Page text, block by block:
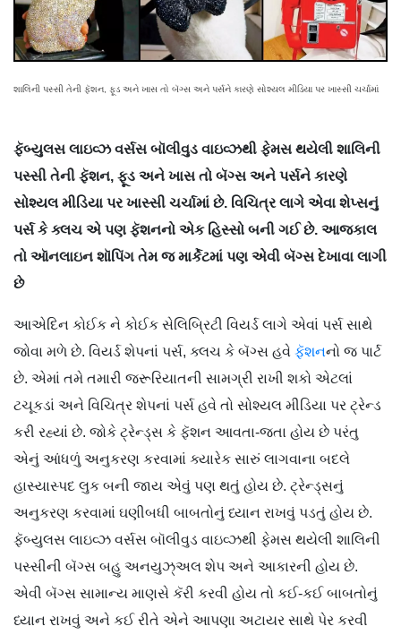
શાલિની પસ્સી તેની ફૅશન, ફૂડ અને ખાસ તો બૅગ્સ અને પર્સને કારણે સોશ્યલ મીડિયા પર ખાસ્સી ચર્ચામાં
ફૅબ્યુલસ લાઇવ્ઝ વર્સસ બૉલીવુડ વાઇવ્ઝથી ફેમસ થયેલી શાલિની
પસ્સી તેની ફૅશન, ફૂડ અને ખાસ તો બૅગ્સ અને પર્સને કારણે
સોશ્યલ મીડિયા પર ખાસ્સી ચર્ચામાં છે. વિચિત્ર લાગે એવા શેપ્સનું
પર્સ કે ક્લચ એ પણ ફૅશનનો એક હિસ્સો બની ગઈ છે. આજકાલ
તો આૅનલાઇન શૉપિંગ તેમ જ માર્કેટમાં પણ એવી બૅગ્સ દેખાવા લાગી
છે
આએદિન કોઈક ને કોઈક સેલિબ્રિટી વિયર્ડ લાગે એવાં પર્સ સાથે
જોવા મળે છે. વિયર્ડ શેપનાં પર્સ, ક્લચ કે બૅગ્સ હવે ફૅશનનો જ પાર્ટ
છે. એમાં તમે તમારી જરૂરિયાતની સામગ્રી રાખી શકો એટલાં
ટચૂકડાં અને વિચિત્ર શેપનાં પર્સ હવે તો સોશ્યલ મીડિયા પર ટ્રેન્ડ
કરી રહ્યાં છે. જોકે ટ્રેન્ડ્સ કે ફૅશન આવતા-જતા હોય છે પરંતુ
એનું આંધળું અનુકરણ કરવામાં ક્યારેક સારું લાગવાના બદલે
હાસ્યાસ્પદ લુક બની જાય એવું પણ થતું હોય છે. ટ્રેન્ડ્સનું
અનુકરણ કરવામાં ઘણીબધી બાબતોનું ધ્યાન રાખવું પડતું હોય છે.
ફૅબ્યુલસ લાઇવ્ઝ વર્સસ બૉલીવુડ વાઇવ્ઝથી ફેમસ થયેલી શાલિની
પસ્સીની બૅગ્સ બહુ અનયુઝ્અલ શેપ અને આકારની હોય છે.
એવી બૅગ્સ સામાન્ય માણસે કૅરી કરવી હોય તો કઈ-કઈ બાબતોનું
ધ્યાન રાખવું અને કઈ રીતે એને આપણા અટાયર સાથે પેર કરવી